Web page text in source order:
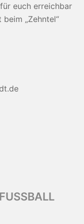
euch erreichbar
„Zehntel“
J